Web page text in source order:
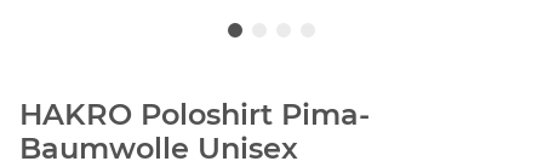
HAKRO Poloshirt Pima-
Baumwolle Unisex